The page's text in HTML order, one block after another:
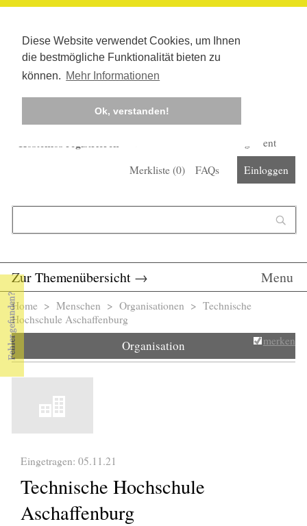
Diese Website verwendet Cookies, um Ihnen
die bestmögliche Funktionalität bieten zu
können. Mehr Informationen
Ok, verstanden!
Kostenlos registrieren
Corona-Management
Merkliste (0) FAQs Einloggen
Zur Themenübersicht → Menu
Sie sind hier
Home > Menschen > Organisationen > Technische
Hochschule Aschaffenburg
Organisation merken
Eingetragen: 05.11.21
Technische Hochschule
Aschaffenburg